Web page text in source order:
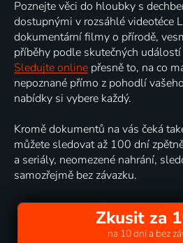
Poznejte věci do hloubky s
dostupnými v rozsáhlé videotéce
dokumentární filmy o přírodě,
příběhy podle skutečných
Sledujte online přesně to, na co
nepoznané přímo z pohodlí
nabídky si vybere každý.
Kromě dokumentů na vás čeká
můžete sledovat až 100 dní
a seriály, neomezené nahrání,
samozřejmě bez závazku.
Zkusit za
na 10 dní a bez